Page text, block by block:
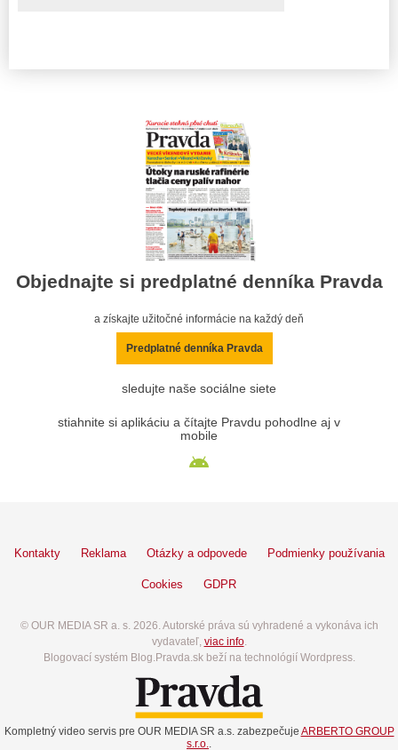
Objednajte si predplatné denníka Pravda
a získajte užitočné informácie na každý deň
Predplatné denníka Pravda
sledujte naše sociálne siete
stiahnite si aplikáciu a čítajte Pravdu pohodlne aj v
mobile
Kontakty Reklama Otázky a odpovede Podmienky používania
Cookies GDPR
© OUR MEDIA SR a. s. 2026. Autorské práva sú vyhradené a vykonáva ich
vydavateľ, viac info.
Blogovací systém Blog.Pravda.sk beží na technológií Wordpress.
Kompletný video servis pre OUR MEDIA SR a.s. zabezpečuje ARBERTO GROUP
s.r.o.